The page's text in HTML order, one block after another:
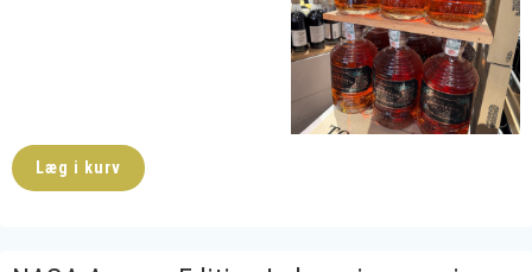
Læg i kurv